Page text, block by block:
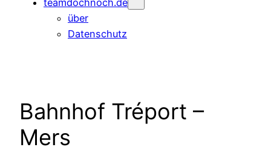
über
Datenschutz
Bahnhof Tréport –
Mers